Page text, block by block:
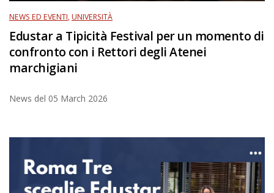
NEWS ED EVENTI,UNIVERSITÀ
Edustar a Tipicità Festival per un momento di
confronto con i Rettori degli Atenei
marchigiani
News del 05 March 2026